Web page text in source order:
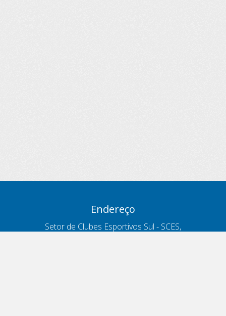
Endereço
Setor de Clubes Esportivos Sul - SCES,